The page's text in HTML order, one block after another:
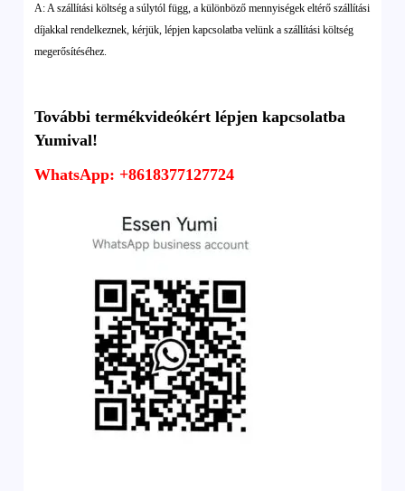
A: A szállítási költség a súlytól függ, a különböző mennyiségek eltérő szállítási
díjakkal rendelkeznek, kérjük, lépjen kapcsolatba velünk a szállítási költség
megerősítéséhez.
További termékvideókért lépjen kapcsolatba
Yumival!
WhatsApp: +8618377127724